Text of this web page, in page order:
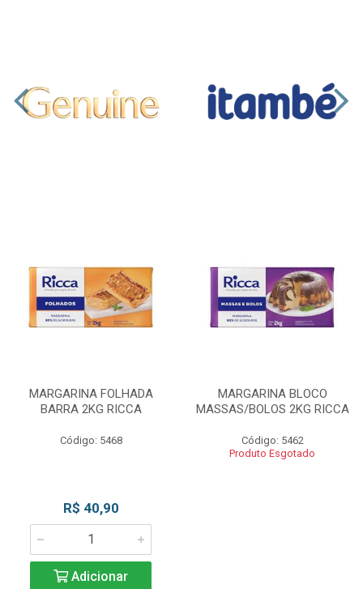
MARGARINA FOLHADA
BARRA 2KG RICCA
Código: 5468
R$ 40,90
Adicionar
MARGARINA BLOCO
MASSAS/BOLOS 2KG RICCA
Código: 5462
Produto Esgotado